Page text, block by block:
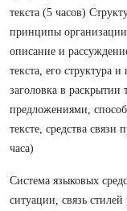
текста (5 часов)
принципы
описание и
текста, его структура
заголовка в
предложениями,
тексте, средства
часа)
Система языковых
ситуации, связь